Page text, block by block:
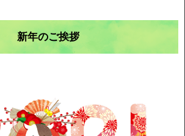
新年のご挨拶